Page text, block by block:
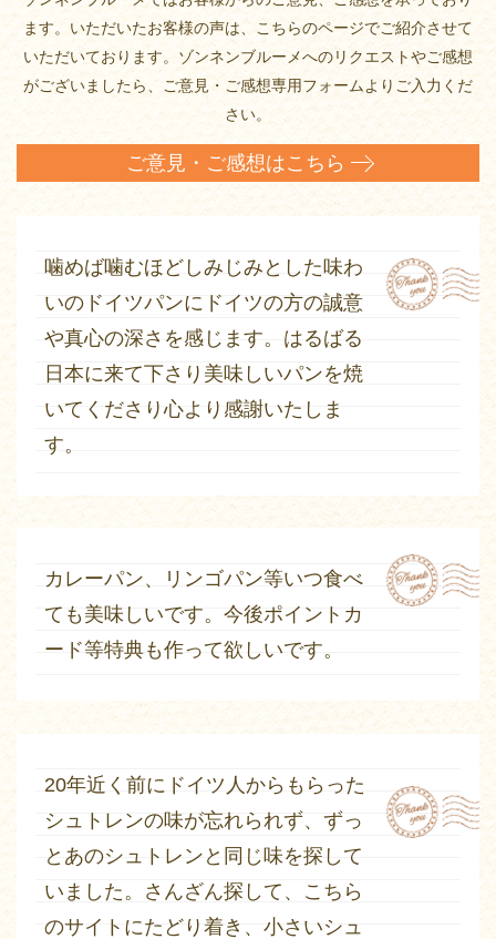
ます。 いただいたお客様の声は、こちらのページでご紹介させて
いただいております。 ゾンネンブルーメへのリクエストやご感想
がございましたら、 ご意見・ご感想専用フォームよりご入力くだ
さい。
ご意見・ご感想はこちら
噛めば噛むほどしみじみとした味わ
いのドイツパンにドイツの方の誠意
や真心の深さを感じます。はるばる
日本に来て下さり美味しいパンを焼
いてくださり心より感謝いたしま
す。
カレーパン、リンゴパン等いつ食べ
ても美味しいです。今後ポイントカ
ード等特典も作って欲しいです。
20年近く前にドイツ人からもらった
シュトレンの味が忘れられず、ずっ
とあのシュトレンと同じ味を探して
いました。さんざん探して、こちら
のサイトにたどり着き、小さいシュ